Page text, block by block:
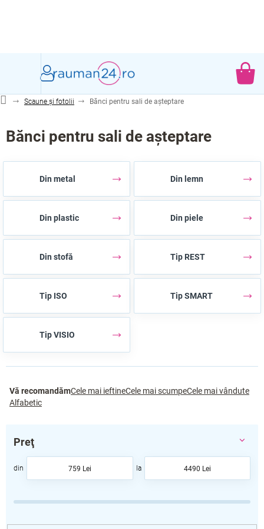
DE
Scaune și fotolii Bănci pentru sali de așteptare
Bănci pentru sali de așteptare
Din metal Din lemn
Din plastic Din piele
Din stofă Tip REST
Tip ISO Tip SMART
Tip VISIO
e
l
a
r
Vă recomandămCele mai ieftineCele mai scumpeCele mai vândute
Alfabetic
Preţ
759 Lei 4490 Lei